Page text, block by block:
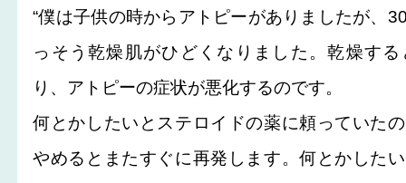
“僕は子供の時からアトピーがありましたが、
っそう乾燥肌がひどくなりました。乾燥す
り、アトピーの症状が悪化するのです。
何とかしたいとステロイドの薬に頼っていた
やめるとまたすぐに再発します。何とかした